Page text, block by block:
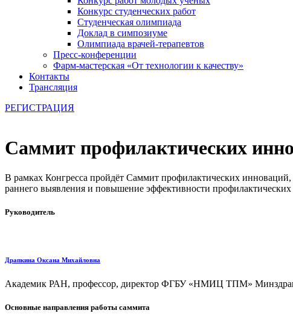
Конкурс студенческих работ
Студенческая олимпиада
Доклад в симпозиуме
Олимпиада врачей-терапевтов
Пресс-конференции
Фарм-мастерская «От технологии к качеству»
Контакты
Трансляция
РЕГИСТРАЦИЯ
Саммит профилактических
В рамках Конгресса пройдёт Саммит профилактических
раннего выявления и повышение эффективности
Руководитель
Драпкина Оксана Михайловна
Академик РАН, профессор, директор ФГБУ «НМИЦ ТПМ» Минздрава
Основные направления работы саммита